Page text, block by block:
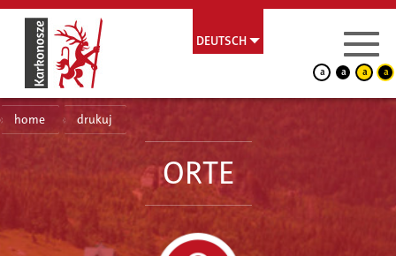
DEUTSCH
a a a a
home drukuj
ORTE